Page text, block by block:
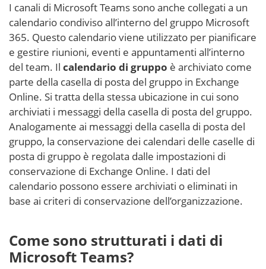
I canali di Microsoft Teams sono anche collegati a un
calendario condiviso all’interno del gruppo Microsoft
365. Questo calendario viene utilizzato per pianificare
e gestire riunioni, eventi e appuntamenti all’interno
del team. Il calendario di gruppo è archiviato come
parte della casella di posta del gruppo in Exchange
Online. Si tratta della stessa ubicazione in cui sono
archiviati i messaggi della casella di posta del gruppo.
Analogamente ai messaggi della casella di posta del
gruppo, la conservazione dei calendari delle caselle di
posta di gruppo è regolata dalle impostazioni di
conservazione di Exchange Online. I dati del
calendario possono essere archiviati o eliminati in
base ai criteri di conservazione dell’organizzazione.
Come sono strutturati i dati di
Microsoft Teams?